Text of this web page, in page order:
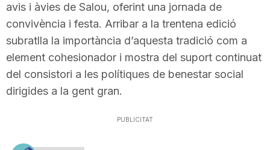
r
r
a
avis i àvies de Salou, oferint una jornada de
convivència i festa. Arribar a la trentena edició
subratlla la importància d’aquesta tradició com a
element cohesionador i mostra del suport continuat
del consistori a les polítiques de benestar social
dirigides a la gent gran.
PUBLICITAT